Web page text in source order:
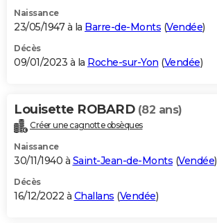
Naissance
23/05/1947 à la Barre-de-Monts (Vendée)
Décès
09/01/2023 à la Roche-sur-Yon (Vendée)
Louisette ROBARD (82 ans)
Créer une cagnotte obsèques
Naissance
30/11/1940 à Saint-Jean-de-Monts (Vendée)
Décès
16/12/2022 à Challans (Vendée)